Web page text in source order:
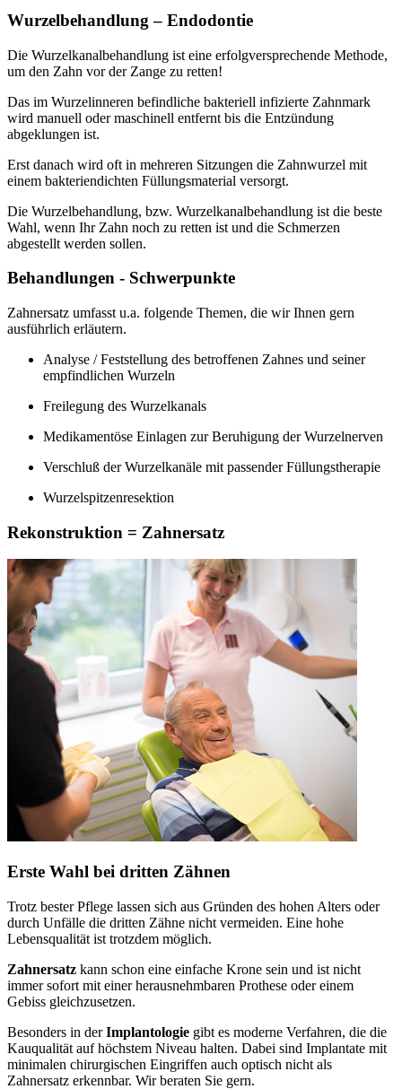
Wurzelbehandlung – Endodontie
Die Wurzelkanalbehandlung ist eine erfolgversprechende Methode,
um den Zahn vor der Zange zu retten!
Das im Wurzelinneren befindliche bakteriell infizierte Zahnmark
wird manuell oder maschinell entfernt bis die Entzündung
abgeklungen ist.
Erst danach wird oft in mehreren Sitzungen die Zahnwurzel mit
einem bakteriendichten Füllungsmaterial versorgt.
Die Wurzelbehandlung, bzw. Wurzelkanalbehandlung ist die beste
Wahl, wenn Ihr Zahn noch zu retten ist und die Schmerzen
abgestellt werden sollen.
Behandlungen - Schwerpunkte
Zahnersatz umfasst u.a. folgende Themen, die wir Ihnen gern
ausführlich erläutern.
Analyse / Feststellung des betroffenen Zahnes und seiner
empfindlichen Wurzeln
Freilegung des Wurzelkanals
Medikamentöse Einlagen zur Beruhigung der Wurzelnerven
Verschluß der Wurzelkanäle mit passender Füllungstherapie
Wurzelspitzenresektion
Rekonstruktion = Zahnersatz
Erste Wahl bei dritten Zähnen
Trotz bester Pflege lassen sich aus Gründen des hohen Alters oder
durch Unfälle die dritten Zähne nicht vermeiden. Eine hohe
Lebensqualität ist trotzdem möglich.
Zahnersatz kann schon eine einfache Krone sein und ist nicht
immer sofort mit einer herausnehmbaren Prothese oder einem
Gebiss gleichzusetzen.
Besonders in derImplantologie gibt es moderne Verfahren, die die
Kauqualität auf höchstem Niveau halten. Dabei sind Implantate mit
minimalen chirurgischen Eingriffen auch optisch nicht als
Zahnersatz erkennbar. Wir beraten Sie gern.